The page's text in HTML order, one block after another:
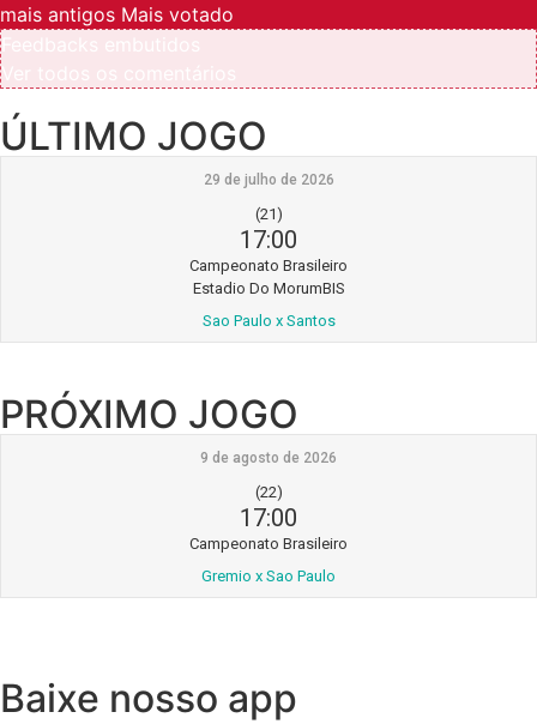
mais antigos Mais votado
ÚLTIMO JOGO
29 de julho de 2026
(21)
17:00
Campeonato Brasileiro
Estadio Do MorumBIS
Sao Paulo x Santos
PRÓXIMO JOGO
9 de agosto de 2026
(22)
17:00
Campeonato Brasileiro
Gremio x Sao Paulo
Baixe nosso app